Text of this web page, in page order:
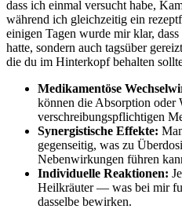
dass ich einmal versucht habe,
während ich gleichzeitig‌ ein
einigen Tagen wurde mir klar,
hatte, sondern auch tagsüber
die du im Hinterkopf behalten
Medikamentöse‍
können​ die Absorption‍ oder
verschreibungspflichtigen‍
Synergistische‌ Effekte:
gegenseitig, ‌was ‍zu
Nebenwirkungen führen
Individuelle Reaktionen:
Heilkräuter — was bei mir⁤
dasselbe bewirken.